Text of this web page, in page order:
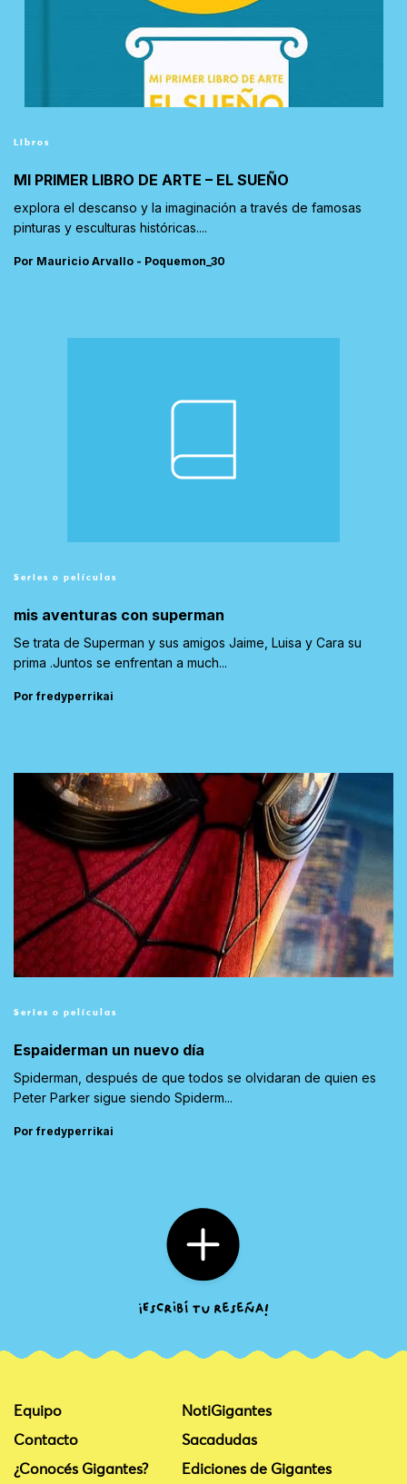
Libros
MI PRIMER LIBRO DE ARTE – EL SUEÑO
explora el descanso y la imaginación a través de famosas
pinturas y esculturas históricas....
Por Mauricio Arvallo - Poquemon_30
Series o películas
mis aventuras con superman
Se trata de Superman y sus amigos Jaime, Luisa y Cara su
prima .Juntos se enfrentan a much...
Por fredyperrikai
Series o películas
Espaiderman un nuevo día
Spiderman, después de que todos se olvidaran de quien es
Peter Parker sigue siendo Spiderm...
Por fredyperrikai
Equipo
Contacto
¿Conocés Gigantes?
NotiGigantes
Sacadudas
Ediciones de Gigantes